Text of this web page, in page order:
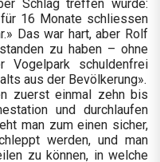
Schlag treffen würde:
16 Monate schliessen
Das war hart, aber Rolf
zu haben – ohne
Vogelpark schuldenfrei
aus der Bevölkerung».
zuerst einmal zehn bis
und durchlaufen
man zum einen sicher,
werden, und man
zu können, in welche